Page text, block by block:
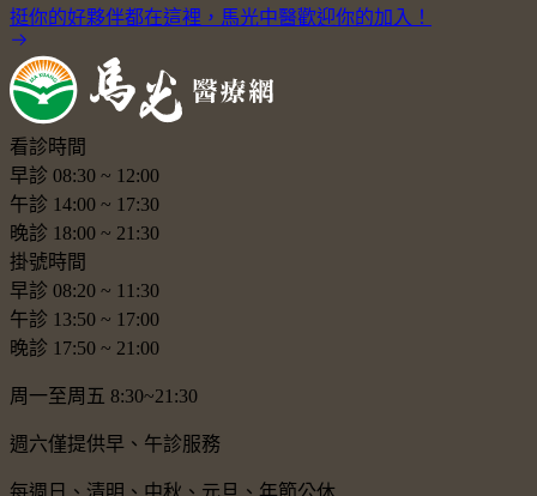
挺你的好夥伴都在這裡，馬光中醫歡迎你的加入！
看診時間
早診 08:30 ~ 12:00
午診 14:00 ~ 17:30
晚診 18:00 ~ 21:30
掛號時間
早診 08:20 ~ 11:30
午診 13:50 ~ 17:00
晚診 17:50 ~ 21:00
周一至周五 8:30~21:30
週六僅提供早、午診服務
每週日、清明、中秋、元旦、年節公休